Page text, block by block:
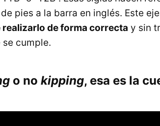
pies a la barra en inglés. Este
realizarlo de forma correcta y sin
se cumple.
o no kipping, esa es la